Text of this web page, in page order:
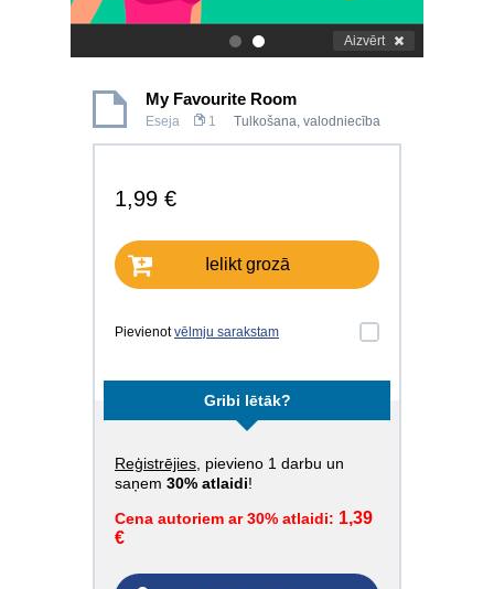
. Aizvērt
My Favourite Room
Eseja 1 Tulkošana, valodniecība
1,99 €
Ielikt grozā
Pievienotvēlmju sarakstam
Gribi lētāk?
Reģistrējies , pievieno 1 darbu un
saņem 30% atlaidi!
Cena autoriem ar 30% atlaidi: 1,39
€